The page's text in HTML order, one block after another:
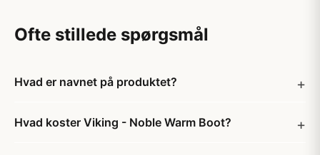
Ofte stillede spørgsmål
Hvad er navnet på produktet?
Hvad koster Viking - Noble Warm Boot?